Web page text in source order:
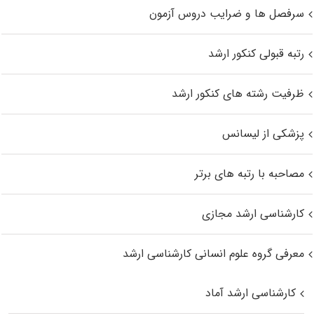
سرفصل ها و ضرایب دروس آزمون
رتبه قبولی کنکور ارشد
ظرفیت رشته های کنکور ارشد
پزشکی از لیسانس
مصاحبه با رتبه های برتر
کارشناسی ارشد مجازی
معرفی گروه علوم انسانی کارشناسی ارشد
کارشناسی ارشد آماد